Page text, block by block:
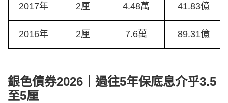
2017年 2厘 4.48萬 41.83億
2016年 2厘 7.6萬 89.31億
銀色債券2026｜過往5年保底息介乎3.5
至5厘